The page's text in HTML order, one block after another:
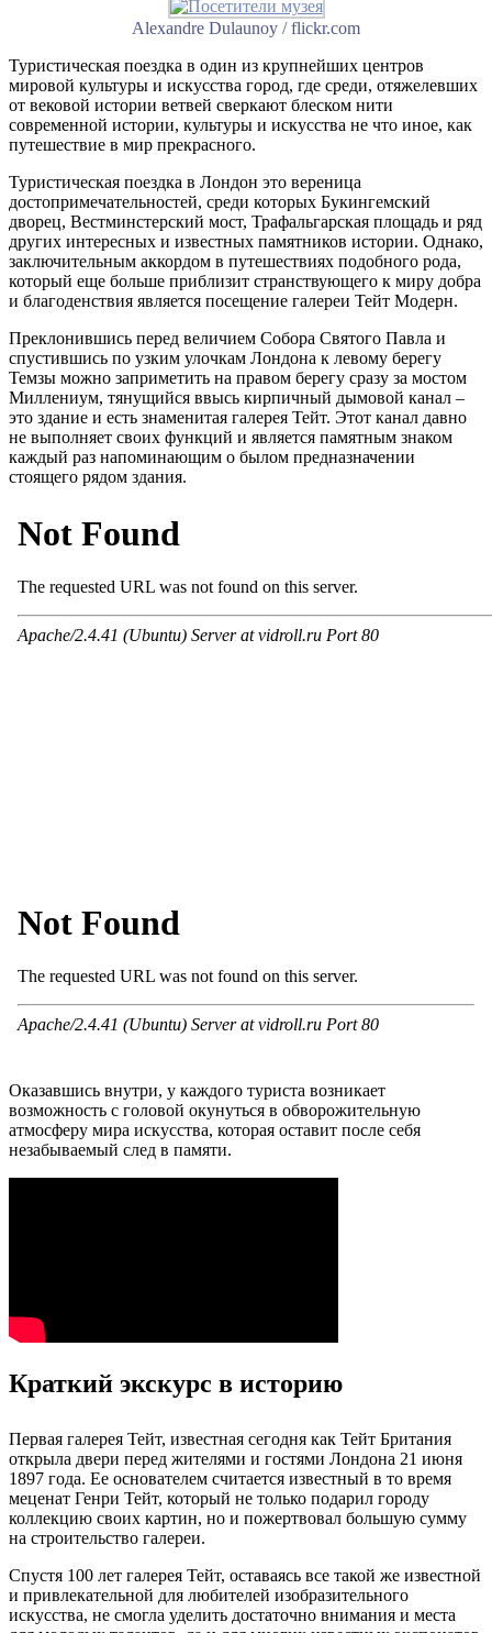
Alexandre Dulaunoy / flickr.com
Туристическая поездка в один из крупнейших центров
мировой культуры и искусства город, где среди, отяжелевших
от вековой истории ветвей сверкают блеском нити
современной истории, культуры и искусства не что иное, как
путешествие в мир прекрасного.
Туристическая поездка в Лондон это вереница
достопримечательностей, среди которых Букингемский
дворец, Вестминстерский мост, Трафальгарская площадь и ряд
других интересных и известных памятников истории. Однако,
заключительным аккордом в путешествиях подобного рода,
который еще больше приблизит странствующего к миру добра
и благоденствия является посещение галереи Тейт Модерн.
Преклонившись перед величием Собора Святого Павла и
спустившись по узким улочкам Лондона к левому берегу
Темзы можно заприметить на правом берегу сразу за мостом
Миллениум, тянущийся ввысь кирпичный дымовой канал –
это здание и есть знаменитая галерея Тейт. Этот канал давно
не выполняет своих функций и является памятным знаком
каждый раз напоминающим о былом предназначении
стоящего рядом здания.
Оказавшись внутри, у каждого туриста возникает
возможность с головой окунуться в обворожительную
атмосферу мира искусства, которая оставит после себя
незабываемый след в памяти.
Краткий экскурс в историю
Первая галерея Тейт, известная сегодня как Тейт Британия
открыла двери перед жителями и гостями Лондона 21 июня
1897 года. Ее основателем считается известный в то время
меценат Генри Тейт, который не только подарил городу
коллекцию своих картин, но и пожертвовал большую сумму
на строительство галереи.
Спустя 100 лет галерея Тейт, оставаясь все такой же известной
и привлекательной для любителей изобразительного
искусства, не смогла уделить достаточно внимания и места